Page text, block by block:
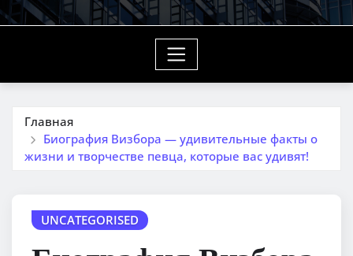
Главная
Биография Визбора — удивительные факты о
жизни и творчестве певца, которые вас удивят!
UNCATEGORISED